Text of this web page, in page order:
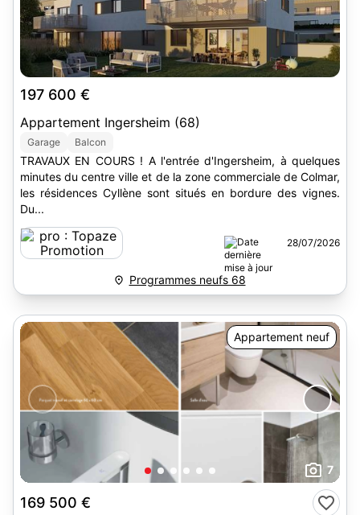
197 600 €
Appartement Ingersheim (68)
Garage Balcon
TRAVAUX EN COURS ! A l'entrée d'Ingersheim, à quelques
minutes du centre ville et de la zone commerciale de Colmar,
les résidences Cyllène sont situés en bordure des vignes.
Du...
28/07/2026
Programmes neufs 68
Appartement neuf
7
169 500 €